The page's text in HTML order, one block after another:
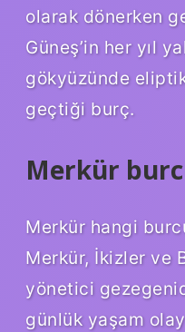
olarak dönerken
Güneş’in her yıl
gökyüzünde
geçtiği burç.
Merkür
Merkür hangi
Merkür, İkizler ve
yönetici
günlük yaşam